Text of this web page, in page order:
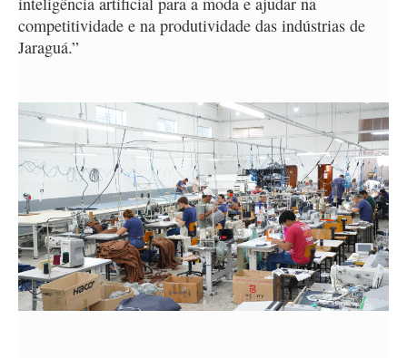
competitividade e na produtividade das indústrias de
Jaraguá.”